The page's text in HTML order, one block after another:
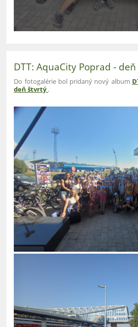
DTT: AquaCity Poprad -
Do fotogalérie bol pridaný nový album
deň štvrtý.